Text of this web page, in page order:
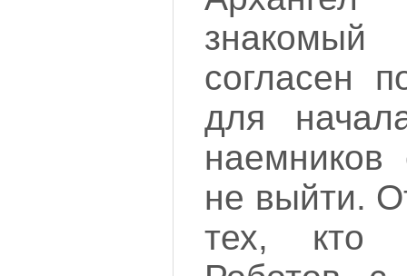
согласен
для
не выйти.
тех, кто